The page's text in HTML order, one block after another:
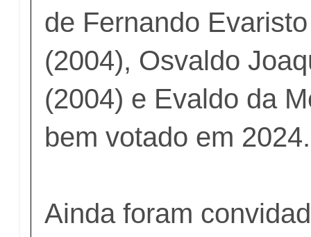
de Fernando
(2004), Osvaldo
(2004) e Evaldo da
bem votado em
Ainda foram